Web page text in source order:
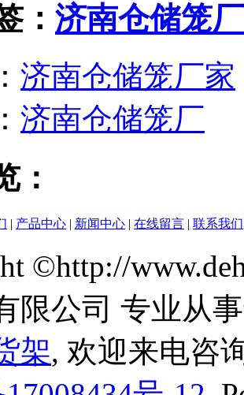
： 济南仓储笼
济南仓储笼厂家
济南仓储笼厂
：
| 产品中心 | 新闻中心 | 在线留言 | 联系我们
©http://
限公司 专业从
架, 欢迎来电咨